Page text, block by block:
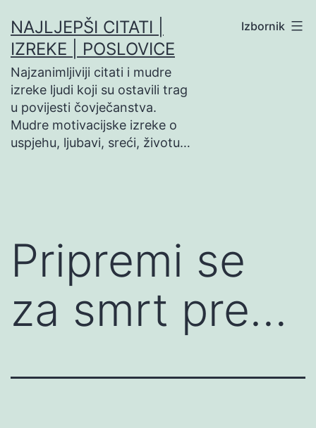
na
sadržaj
NAJLJEPŠI CITATI |
IZREKE | POSLOVICE
Najzanimljiviji citati i mudre
izreke ljudi koji su ostavili trag
u povijesti čovječanstva.
Mudre motivacijske izreke o
uspjehu, ljubavi, sreći, životu…
Izbornik
Pripremi se
za smrt pre…